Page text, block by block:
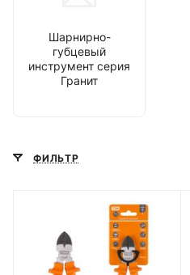
Шарнирно-
губцевый
инструмент серия
Гранит
ФИЛЬТР